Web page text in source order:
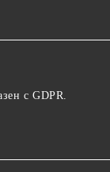
с GDPR.